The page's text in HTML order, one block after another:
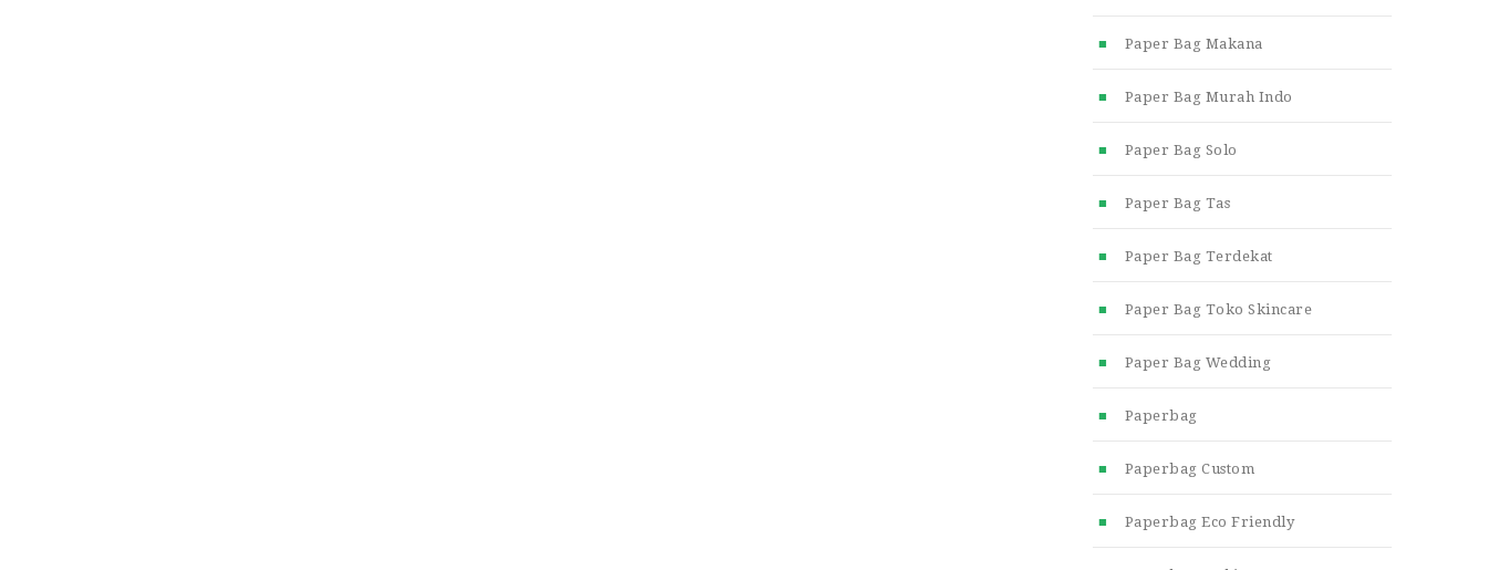
Paper Bag Makana
Paper Bag Murah Indo
Paper Bag Solo
Paper Bag Tas
Paper Bag Terdekat
Paper Bag Toko Skincare
Paper Bag Wedding
Paperbag
Paperbag Custom
Paperbag Eco Friendly